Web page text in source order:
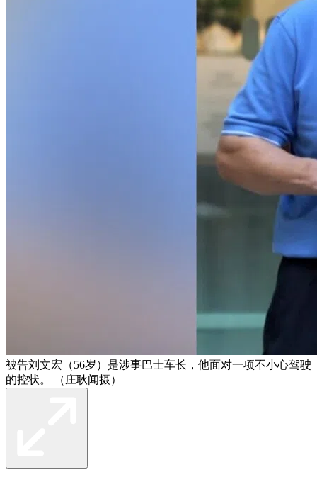
被告刘文宏（56岁）是涉事巴士车长，他面对一项不小心驾驶
的控状。 （庄耿闻摄）